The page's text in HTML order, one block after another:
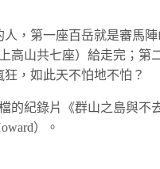
，第一座百岳就是審馬
高山共七座）給走完；
，如此天不怕地不怕？
的紀錄片《群山之島與不
）。